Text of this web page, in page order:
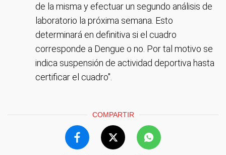
de la misma y efectuar un segundo análisis de
laboratorio la próxima semana. Esto
determinará en definitiva si el cuadro
corresponde a Dengue o no. Por tal motivo se
indica suspensión de actividad deportiva hasta
certificar el cuadro".
COMPARTIR